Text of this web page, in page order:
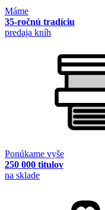
Máme
35-ročnú tradíciu
predaja kníh
Ponúkame vyše
250 000 titulov
na sklade